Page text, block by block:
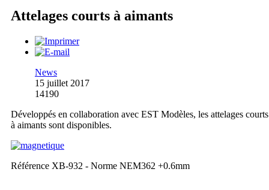
Attelages courts à aimants
News
15 juillet 2017
14190
Développés en collaboration avec EST Modèles, les attelages courts
à aimants sont disponibles.
Référence XB-932 - Norme NEM362 +0.6mm